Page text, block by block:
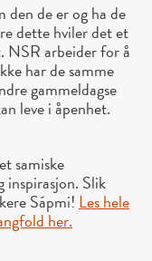
den de er og ha de
dette hviler det et
NSR arbeider for å
har de samme
gammeldagse
leve i åpenhet.
samiske
inspirasjon. Slik
Sápmi! Les hele
her.